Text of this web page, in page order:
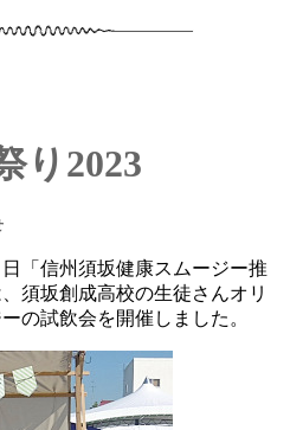
り2023
「信州須坂健康スムージー推
須坂創成高校の生徒さんオリ
の試飲会を開催しました。